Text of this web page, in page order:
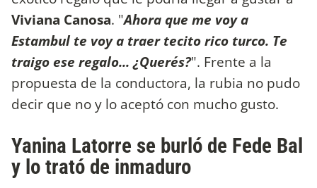
Viviana Canosa. "Ahora que me voy a
Estambul te voy a traer tecito rico turco. Te
traigo ese regalo... ¿Querés?". Frente a la
propuesta de la conductora, la rubia no pudo
decir que no y lo aceptó con mucho gusto.
Yanina Latorre se burló de Fede Bal
y lo trató de inmaduro